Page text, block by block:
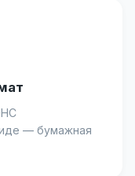
— бумажная